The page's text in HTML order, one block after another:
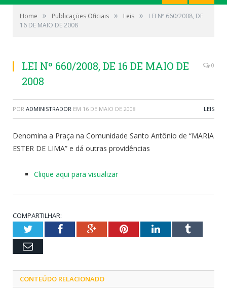
Home » Publicações Oficiais » Leis »
LEI Nº 660/2008, DE
16 DE MAIO DE 2008
LEI Nº 660/2008, DE 16 DE MAIO DE
2008
0
POR ADMINISTRADOR EM 16 DE MAIO DE 2008 LEIS
Denomina a Praça na Comunidade Santo Antônio de “MARIA
ESTER DE LIMA” e dá outras providências
Clique aqui para visualizar
COMPARTILHAR:
TwitterFacebookGoogle+PinterestLinkedInTumblr
Email
CONTEÚDO RELACIONADO